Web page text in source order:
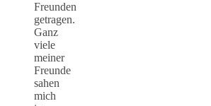
Freunden
getragen.
Ganz
viele
meiner
Freunde
sahen
mich